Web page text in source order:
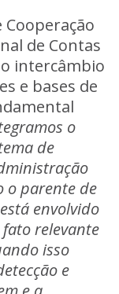
Cooperação
de Contas
intercâmbio
e bases de
o
de
o parente de
envolvido
relevante
isso
e